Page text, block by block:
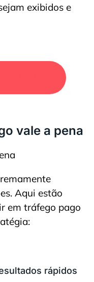
exibidos e
vale a pena
Aqui estão
em tráfego pago
rápidos